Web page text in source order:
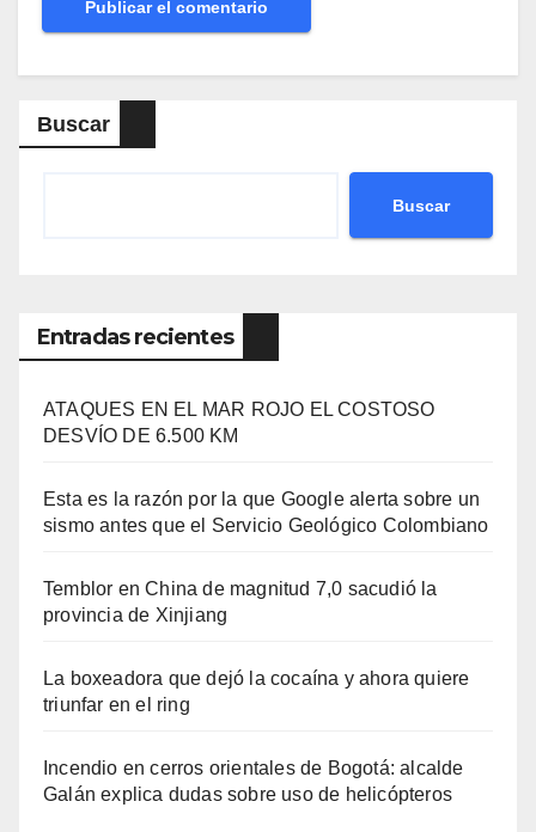
Buscar
Buscar
Entradas recientes
ATAQUES EN EL MAR ROJO EL COSTOSO
DESVÍO DE 6.500 KM
Esta es la razón por la que Google alerta sobre un
sismo antes que el Servicio Geológico Colombiano
Temblor en China de magnitud 7,0 sacudió la
provincia de Xinjiang
La boxeadora que dejó la cocaína y ahora quiere
triunfar en el ring​
Incendio en cerros orientales de Bogotá: alcalde
Galán explica dudas sobre uso de helicópteros